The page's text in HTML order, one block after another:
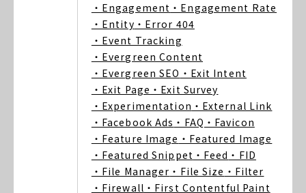
・Engagement ・Engagement Rate
・Entity ・Error 404
・Event Tracking
・Evergreen Content
・Evergreen SEO ・Exit Intent
・Exit Page ・Exit Survey
・Experimentation ・External Link
・Facebook Ads ・FAQ ・Favicon
・Feature Image ・Featured Image
・Featured Snippet ・Feed ・FID
・File Manager ・File Size ・Filter
・Firewall ・First Contentful Paint